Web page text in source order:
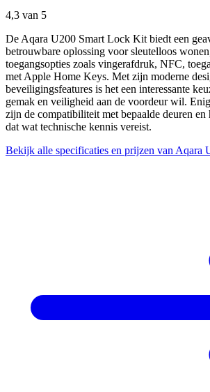
4,3 van 5
De Aqara U200 Smart Lock Kit biedt een
betrouwbare oplossing voor sleutelloos
toegangsopties zoals vingerafdruk, NFC,
met Apple Home Keys. Met zijn moderne
beveiligingsfeatures is het een interessante
gemak en veiligheid aan de voordeur wil.
zijn de compatibiliteit met bepaalde deuren en
dat wat technische kennis vereist.
Bekijk alle specificaties en prijzen van Aqara